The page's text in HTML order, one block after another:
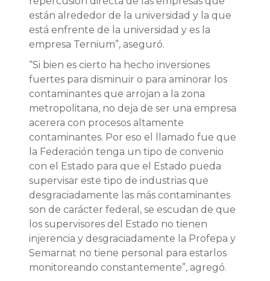
están alrededor de la universidad y la que
está enfrente de la universidad y es la
empresa Ternium”, aseguró.
“Si bien es cierto ha hecho inversiones
fuertes para disminuir o para aminorar los
contaminantes que arrojan a la zona
metropolitana, no deja de ser una empresa
acerera con procesos altamente
contaminantes. Por eso el llamado fue que
la Federación tenga un tipo de convenio
con el Estado para que el Estado pueda
supervisar este tipo de industrias que
desgraciadamente las más contaminantes
son de carácter federal, se escudan de que
los supervisores del Estado no tienen
injerencia y desgraciadamente la Profepa y
Semarnat no tiene personal para estarlos
monitoreando constantemente”, agregó.